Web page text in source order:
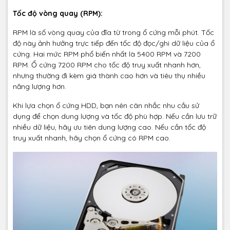
Tốc độ vòng quay (RPM):
RPM là số vòng quay của đĩa từ trong ổ cứng mỗi phút. Tốc
độ này ảnh hưởng trực tiếp đến tốc độ đọc/ghi dữ liệu của ổ
cứng. Hai mức RPM phổ biến nhất là 5400 RPM và 7200
RPM. Ổ cứng 7200 RPM cho tốc độ truy xuất nhanh hơn,
nhưng thường đi kèm giá thành cao hơn và tiêu thụ nhiều
năng lượng hơn.
Khi lựa chọn ổ cứng HDD, bạn nên cân nhắc nhu cầu sử
dụng để chọn dung lượng và tốc độ phù hợp. Nếu cần lưu trữ
nhiều dữ liệu, hãy ưu tiên dung lượng cao. Nếu cần tốc độ
truy xuất nhanh, hãy chọn ổ cứng có RPM cao.